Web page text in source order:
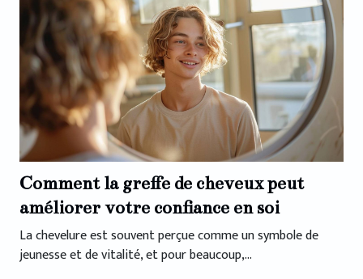
Comment la greffe de cheveux peut
améliorer votre confiance en soi
La chevelure est souvent perçue comme un symbole de
jeunesse et de vitalité, et pour beaucoup,...